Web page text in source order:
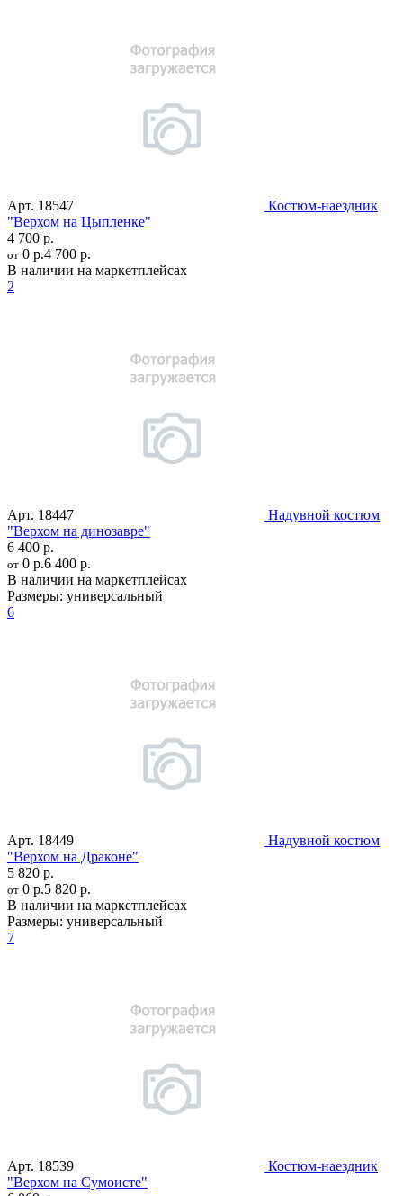
Арт. 18547
Костюм-наездник
"Верхом на Цыпленке"
4 700 р.
от 0 р.4 700 р.
В наличии на маркетплейсах
2
Арт. 18447
Надувной костюм
"Верхом на динозавре"
6 400 р.
от 0 р.6 400 р.
В наличии на маркетплейсах
Размеры: универсальный
6
Арт. 18449
Надувной костюм
"Верхом на Драконе"
5 820 р.
от 0 р.5 820 р.
В наличии на маркетплейсах
Размеры: универсальный
7
Арт. 18539
Костюм-наездник
"Верхом на Сумоисте"